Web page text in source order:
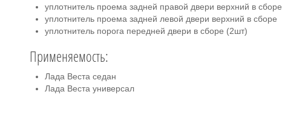
уплотнитель проема задней правой двери верхний в сборе
уплотнитель проема задней левой двери верхний в сборе
уплотнитель порога передней двери в сборе (2шт)
Применяемость:
Лада Веста седан
Лада Веста универсал